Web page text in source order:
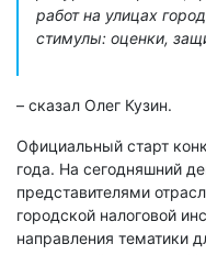
работ на улицах
стимулы: оценки,
– сказал Олег Кузин.
Официальный старт
года. На сегодняшний
представителями
городской налоговой
направления тематики